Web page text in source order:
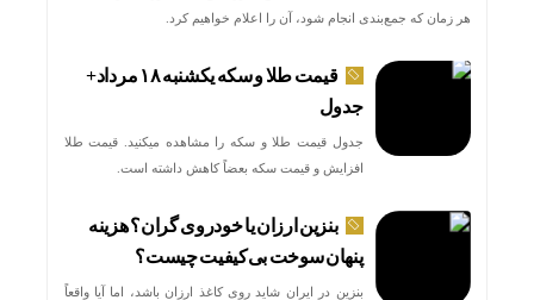
هر زمان که جمع‌بندی انجام شود، آن را اعلام خواهیم کرد.
قیمت طلا و سکه یکشنبه ۱۸ مرداد+
جدول
جدول قیمت طلا و سکه را مشاهده میکنید. قیمت‌ طلا
افزایش و قیمت سکه بعضاً کاهش داشته است.
بنزین ارزان یا خودروی گران؟ هزینه
پنهان سوخت بی‌کیفیت چیست؟
بنزین در ایران شاید روی کاغذ ارزان باشد، اما آیا واقعاً